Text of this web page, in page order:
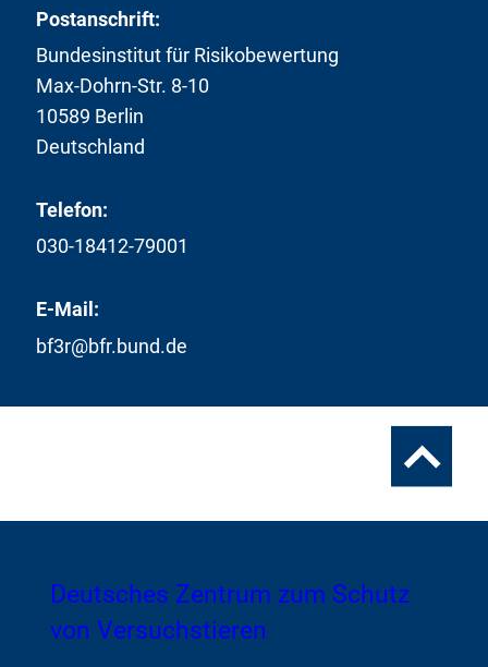
Postanschrift:
Bundesinstitut für Risikobewertung
Max-Dohrn-Str. 8-10
10589 Berlin
Deutschland
Telefon:
030-18412-79001
E-Mail:
bf3r@bfr.bund.de
Zum
Zur
Startseite
Deutsches Zentrum zum Schutz
von Versuchstieren